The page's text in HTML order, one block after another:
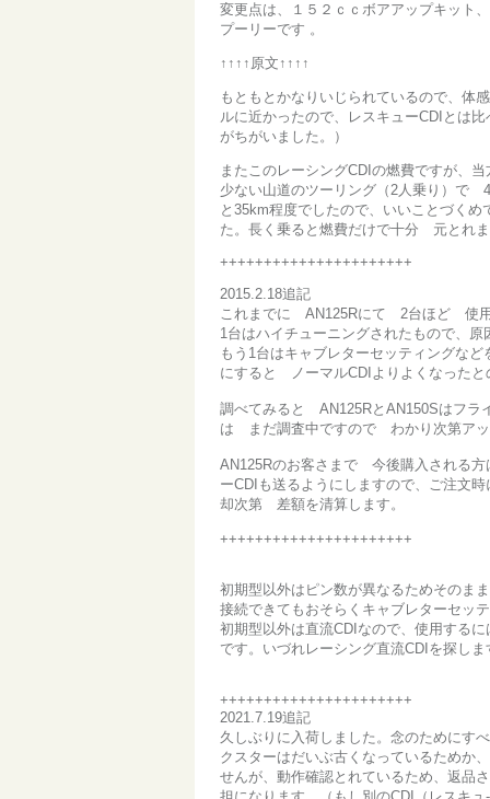
変更点は、１５２ｃｃボアアップキット
プーリーです 。
↑↑↑↑原文↑↑↑↑
もともとかなりいじられているので、体
ルに近かったので、レスキューCDIとは
がちがいました。）
またこのレーシングCDIの燃費ですが、
少ない山道のツーリング（2人乗り）で
と35km程度でしたので、いいことづく
た。長く乗ると燃費だけで十分 元とれ
++++++++++++++++++++++
2015.2.18追記
これまでに AN125Rにて 2台ほど 使用
1台はハイチューニングされたもので、原
もう1台はキャブレターセッティングな
にすると ノーマルCDIよりよくなったと
調べてみると AN125RとAN150Sはフラ
は まだ調査中ですので わかり次第ア
AN125Rのお客さまで 今後購入される
ーCDIも送るようにしますので、ご注文
却次第 差額を清算します。
++++++++++++++++++++++
初期型以外はピン数が異なるためそのま
接続できてもおそらくキャブレターセッ
初期型以外は直流CDIなので、使用する
です。いづれレーシング直流CDIを探し
++++++++++++++++++++++
2021.7.19追記
久しぶりに入荷しました。念のためにす
クスターはだいぶ古くなっているためか
せんが、動作確認とれているため、返品